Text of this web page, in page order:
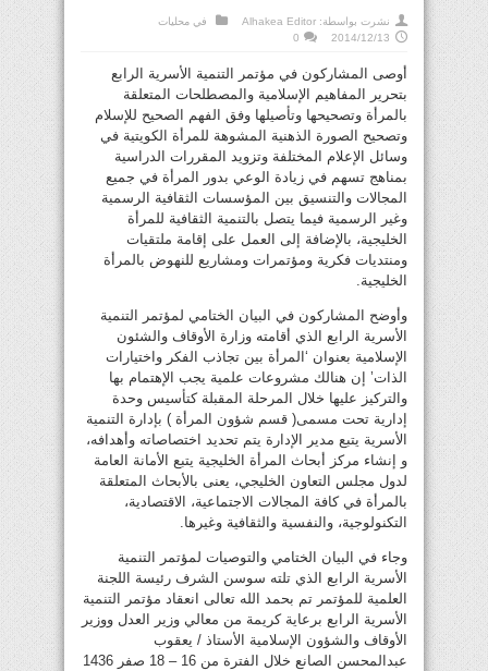
نشرت بواسطة: Alhakea Editor في محليات
2014/12/13
0
أوصى المشاركون في مؤتمر التنمية الأسرية الرابع
بتحرير المفاهيم الإسلامية والمصطلحات المتعلقة
بالمرأة وتصحيحها وتأصيلها وفق الفهم الصحيح للإسلام
وتصحيح الصورة الذهنية المشوهة للمرأة الكويتية في
وسائل الإعلام المختلفة وتزويد المقررات الدراسية
بمناهج تسهم في زيادة الوعي بدور المرأة في جميع
المجالات والتنسيق بين المؤسسات الثقافية الرسمية
وغير الرسمية فيما يتصل بالتنمية الثقافية للمرأة
الخليجية، بالإضافة إلى العمل على إقامة ملتقيات
ومنتديات فكرية ومؤتمرات ومشاريع للنهوض بالمرأة
الخليجية.
وأوضح المشاركون في البيان الختامي لمؤتمر التنمية
الأسرية الرابع الذي أقامته وزارة الأوقاف والشئون
الإسلامية بعنوان ‘المرأة بين تجاذب الفكر واختيارات
الذات’ إن هنالك مشروعات علمية يجب الإهتمام بها
والتركيز عليها خلال المرحلة المقبلة كتأسيس وحدة
إدارية تحت مسمى( قسم شؤون المرأة ) بإدارة التنمية
الأسرية يتبع مدير الإدارة يتم تحديد اختصاصاته وأهدافه،
و إنشاء مركز أبحاث المرأة الخليجية يتبع الأمانة العامة
لدول مجلس التعاون الخليجي، يعنى بالأبحاث المتعلقة
بالمرأة في كافة المجالات الاجتماعية، الاقتصادية،
التكنولوجية، والنفسية والثقافية وغيرها.
وجاء في البيان الختامي والتوصيات لمؤتمر التنمية
الأسرية الرابع الذي تلته سوسن الشرف رئيسة اللجنة
العلمية للمؤتمر تم بحمد الله تعالى انعقاد مؤتمر التنمية
الأسرية الرابع برعاية كريمة من معالي وزير العدل ووزير
الأوقاف والشؤون الإسلامية الأستاذ / يعقوب
عبدالمحسن الصانع خلال الفترة من 16 – 18 صفر 1436